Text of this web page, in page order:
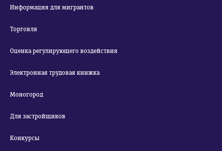
Информация для мигрантов
Торговля
Оценка регулирующего воздействия
Электронная трудовая книжка
Моногород
Для застройщиков
Конкурсы